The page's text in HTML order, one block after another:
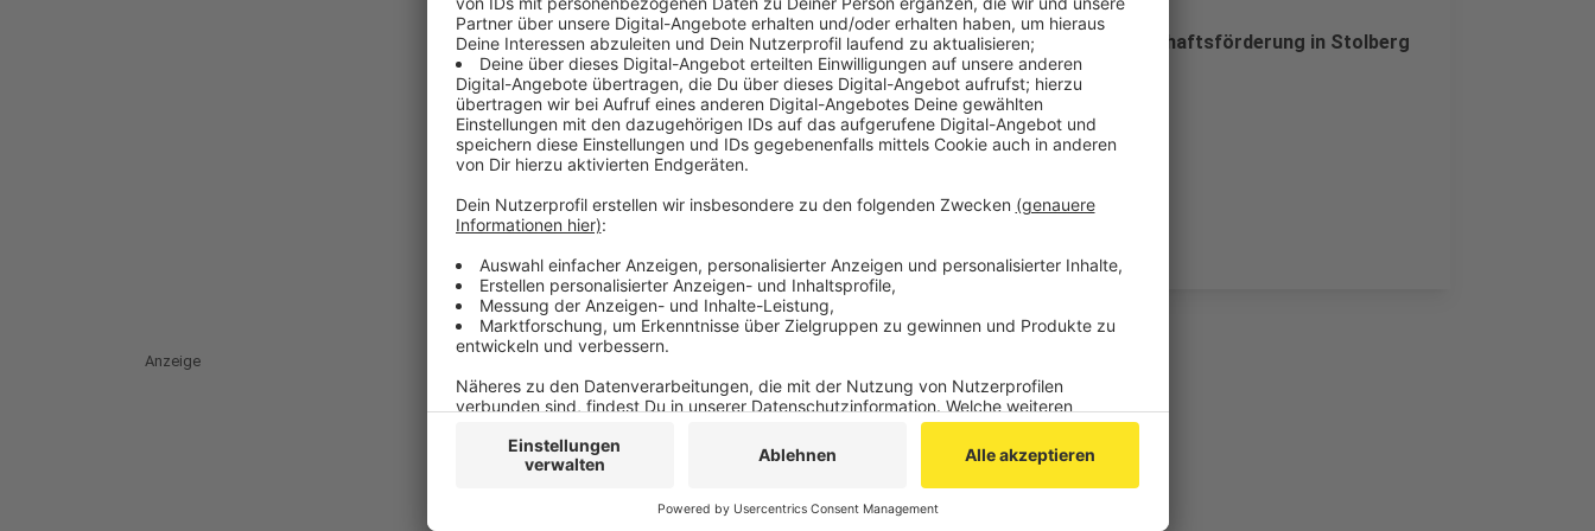
Interessierte Unternehmen können sich beim Amt für Wirtschaftsförderung in Stolberg
melden.
Veröffentlicht:Dienstag, 18.07.2023 16:39
Anzeige